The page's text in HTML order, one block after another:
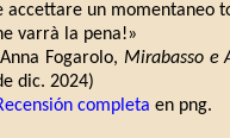
accettare un momentaneo
varrà la pena!»
Fogarolo, Mirabasso e
dic. 2024)
completa en png.